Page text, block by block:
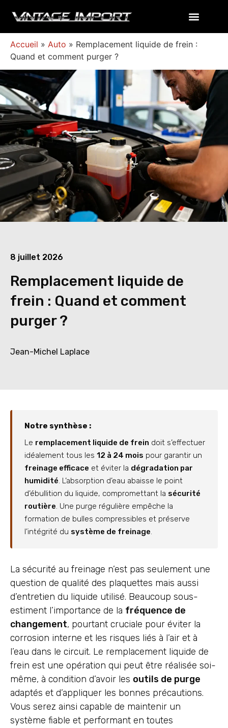
Accueil » Auto » Remplacement liquide de frein :
Quand et comment purger ?
8 juillet 2026
Remplacement liquide de
frein : Quand et comment
purger ?
Jean-Michel Laplace
Notre synthèse :
Le remplacement liquide de frein doit s’effectuer
idéalement tous les 12 à 24 mois pour garantir un
freinage efficace et éviter la dégradation par
humidité. L’absorption d’eau abaisse le point
d’ébullition du liquide, compromettant la sécurité
routière. Une purge régulière empêche la
formation de bulles compressibles et préserve
l’intégrité du système de freinage.
La sécurité au freinage n’est pas seulement une
question de qualité des plaquettes mais aussi
d’entretien du liquide utilisé. Beaucoup sous-
estiment l’importance de la fréquence de
changement, pourtant cruciale pour éviter la
corrosion interne et les risques liés à l’air et à
l’eau dans le circuit. Le remplacement liquide de
frein est une opération qui peut être réalisée soi-
même, à condition d’avoir les outils de purge
adaptés et d’appliquer les bonnes précautions.
Vous serez ainsi capable de maintenir un
système fiable et performant en toutes